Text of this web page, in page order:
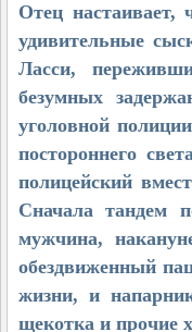
Отец
удивительные
Ласси,
безумных
уголовной
постороннего
полицейский
Сначала тандем
мужчина,
обездвиженный
жизни, и
щекотка и прочие